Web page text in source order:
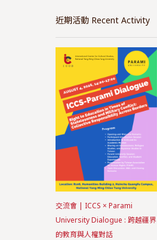
近期活動 Recent Activity
交流會 | ICCS × Parami
University Dialogue : 跨越疆界
的教育與人權對話